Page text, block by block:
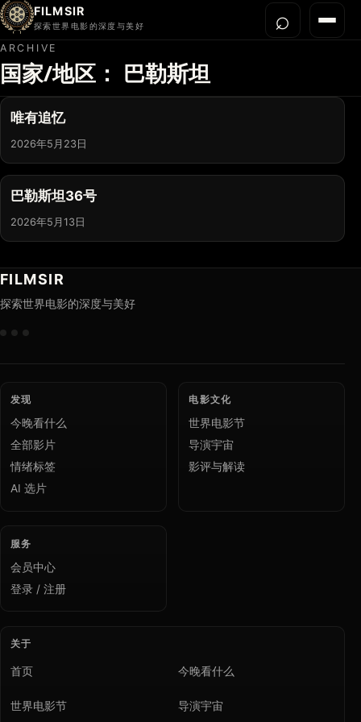
FILMSIR
探索世界电影的深度与美好 菜单
首页
今晚看什么
世界电影节
导演宇宙
影片库
关于我们
⌕打开
ARCHIVE
国家/地区： 巴勒斯坦
唯有追忆
2026年5月23日
巴勒斯坦36号
2026年5月13日
FILMSIR
探索世界电影的深度与美好
发现
今晚看什么
全部影片
情绪标签
AI 选片
电影文化
世界电影节
导演宇宙
影评与解读
服务
会员中心
登录 / 注册
关于
首页 今晚看什么
世界电影节 导演宇宙